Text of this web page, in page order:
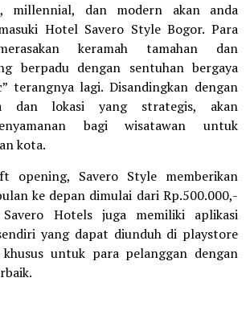
millennial, dan modern akan anda
Hotel Savero Style Bogor. Para
keramah tamahan dan
berpadu dengan sentuhan bergaya
terangnya lagi. Disandingkan dengan
dan lokasi yang strategis, akan
bagi wisatawan untuk
kota.
opening, Savero Style memberikan
ke depan dimulai dari Rp.500.000,-
Hotels juga memiliki aplikasi
yang dapat diunduh di playstore
khusus untuk para pelanggan dengan